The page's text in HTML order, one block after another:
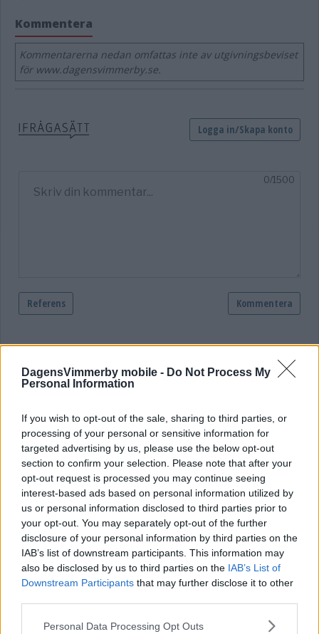
DagensVimmerby mobile - Do Not Process My
Personal Information
If you wish to opt-out of the sale, sharing to third parties, or
processing of your personal or sensitive information for
targeted advertising by us, please use the below opt-out
section to confirm your selection. Please note that after your
opt-out request is processed you may continue seeing
interest-based ads based on personal information utilized by
us or personal information disclosed to third parties prior to
your opt-out. You may separately opt-out of the further
disclosure of your personal information by third parties on the
IAB’s list of downstream participants. This information may
also be disclosed by us to third parties on the IAB’s List of
Downstream Participants that may further disclose it to other
Please note that this website/app uses one or more Google
Personal Data Processing Opt Outs
Kommentera
Kommentarerna nedan omfattas inte av utgivningsbeviset
för www.dagensvimmerby.se.
HÄR ÄR PLATSEN KOMMUNEN PEKAR
UT TILL NY BRANDSTATION
POLITIK 07 augusti 2026 04.00